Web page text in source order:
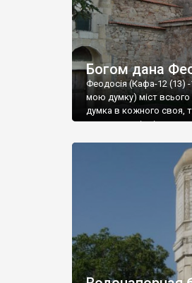
Богом дана
Феодосія (Кафа-12 (13) -
мою думку) міст
думка в кожного своя,
запрошую відвідати це